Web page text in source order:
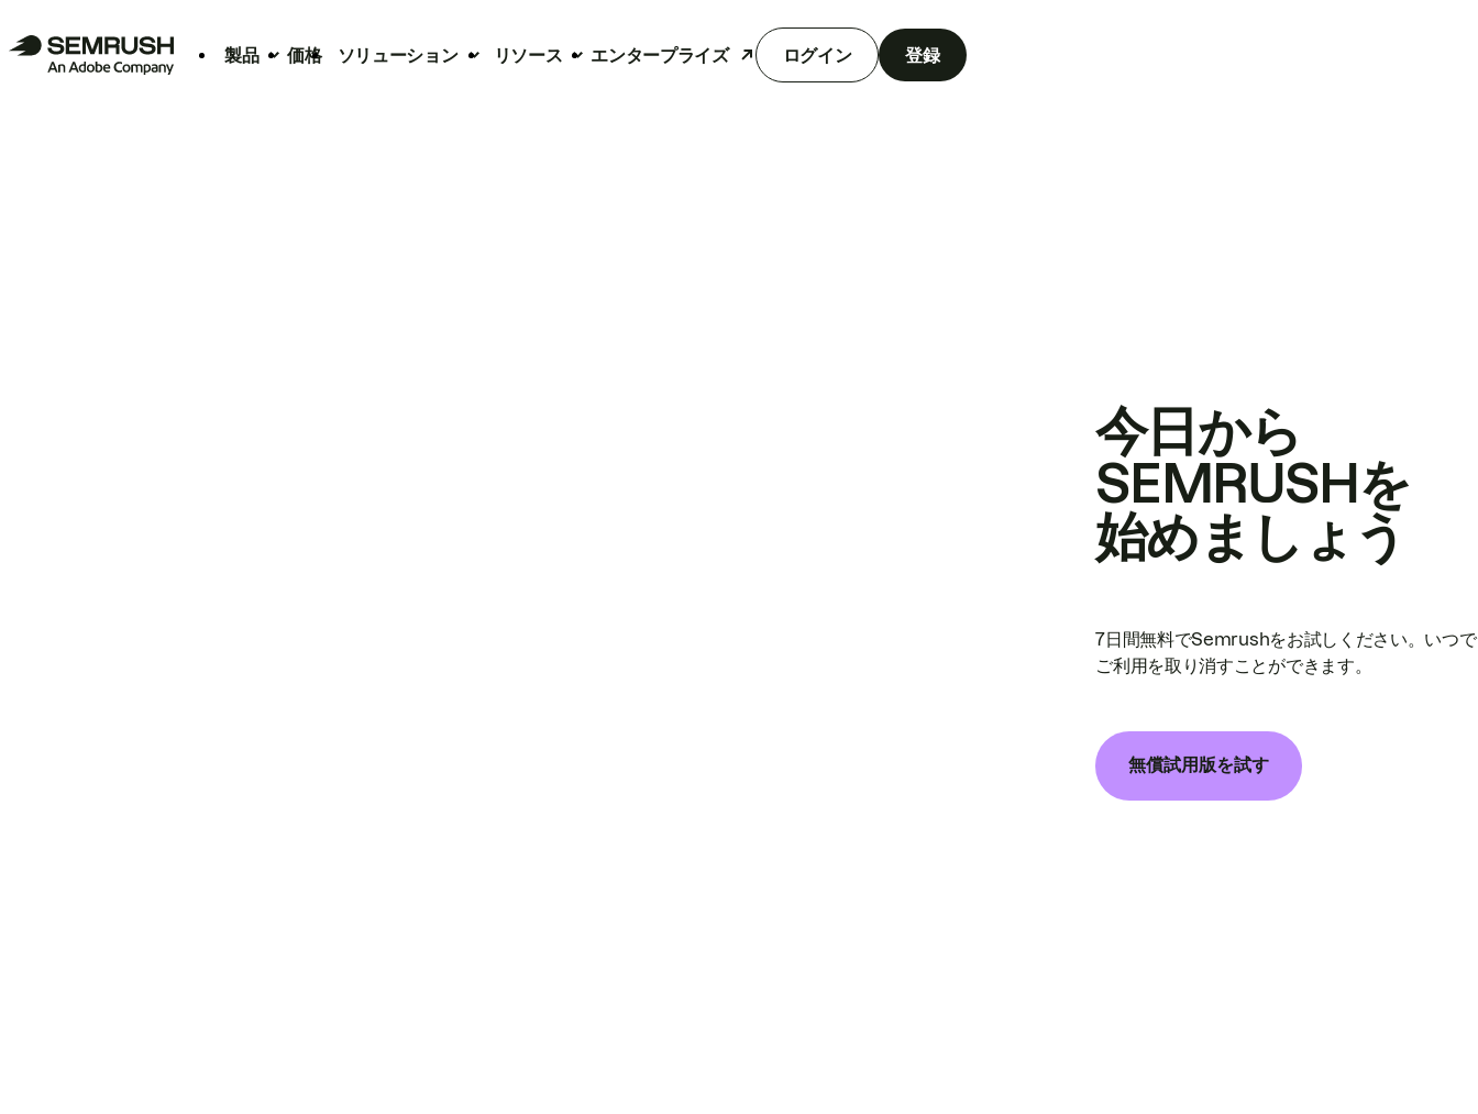
製品 価格 ソリューション リソース エンタープライズ ログイン 登録
今日から
SEMRUSHを
始めましょう
7日間無料でSemrushをお試しください。いつ
ご利用を取り消すことができます。
無償試用版を試す